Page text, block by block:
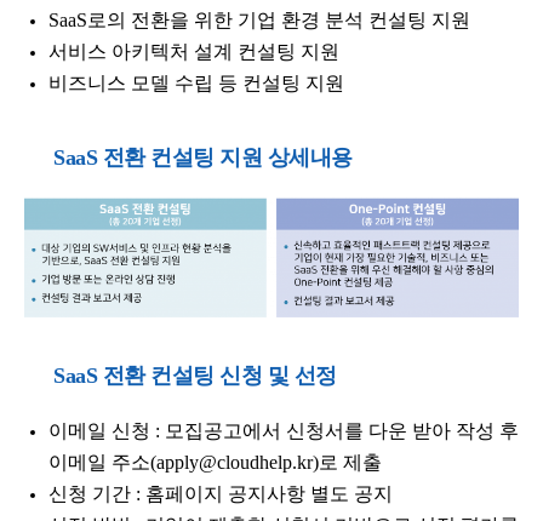
SaaS로의 전환을 위한 기업 환경 분석 컨설팅 지원
서비스 아키텍처 설계 컨설팅 지원
비즈니스 모델 수립 등 컨설팅 지원
SaaS 전환 컨설팅 지원 상세내용
SaaS 전환 컨설팅 신청 및 선정
이메일 신청 : 모집공고에서 신청서를 다운 받아 작성 후
이메일 주소(apply@cloudhelp.kr)로 제출
신청 기간 : 홈페이지 공지사항 별도 공지